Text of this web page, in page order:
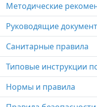
Методические
Руководящие
Санитарные правила
Типовые инструкции
Нормы и правила